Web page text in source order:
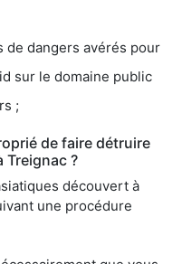
de dangers avérés pour
sur le domaine public
;
de faire détruire
Treignac ?
découvert à
une procédure